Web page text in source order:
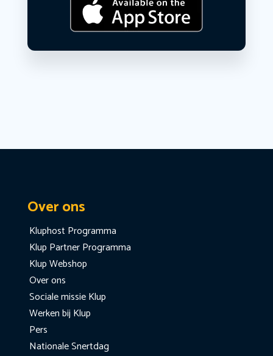
Over ons
Kluphost Programma
Klup Partner Programma
Klup Webshop
Over ons
Sociale missie Klup
Werken bij Klup
Pers
Nationale Snertdag